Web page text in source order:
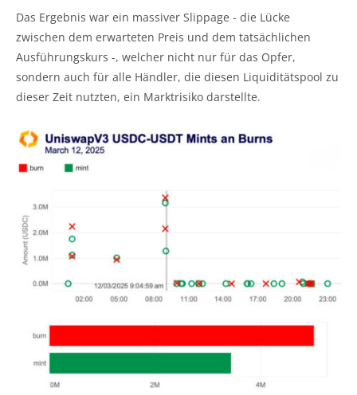
Das Ergebnis war ein massiver Slippage - die Lücke
zwischen dem erwarteten Preis und dem tatsächlichen
Ausführungskurs -, welcher nicht nur für das Opfer,
sondern auch für alle Händler, die diesen Liquiditätspool zu
dieser Zeit nutzten, ein Marktrisiko darstellte.